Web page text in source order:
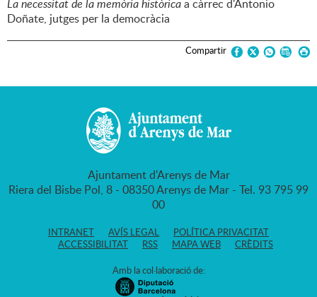
La necessitat de la memòria històricaa càrrec d'Antonio
Doñate, jutges per la democràcia
Compartir
Ajuntament d'Arenys de Mar
Riera del Bisbe Pol, 8 - 08350 Arenys de Mar - Tel. 93 795 99
00
INTRANET AVÍS LEGAL
POLÍTICA PRIVACITAT
ACCESSIBILITAT
RSS MAPA WEB CRÈDITS
Amb la col·laboració de: